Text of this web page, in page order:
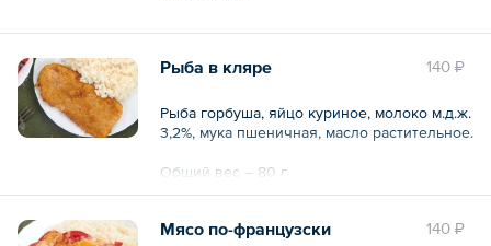
Общий вес – 100 г
140 ₽
Рыба в кляре
Рыба горбуша, яйцо куриное, молоко м.д.ж.
3,2%, мука пшеничная, масло растительное.
Общий вес – 80 г
140 ₽
Мясо по-французски